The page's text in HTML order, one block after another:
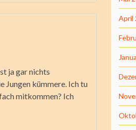
ja gar nichts
Jungen kümmere. Ich tu
mitkommen? Ich
April